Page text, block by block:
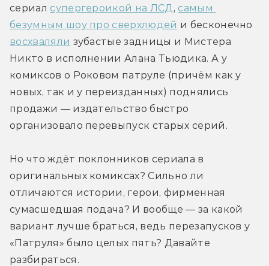
сериал супергероикой на ЛСД , самым
безумным шоу про сверхлюдей
восхваляли зубастые задницы и Мистера
Никто в исполнении Алана Тьюдика. А у
комиксов о Роковом патруле (причём как у
новых, так и у переизданных) поднялись
продажи — издательство быстро
организовало перевыпуск старых серий.
Но что ждёт поклонников сериала в
оригинальных комиксах? Сильно ли
отличаются истории, герои, фирменная
сумасшедшая подача? И вообще — за какой
вариант лучше браться, ведь перезапусков у
«Патруля» было целых пять? Давайте
разбираться.